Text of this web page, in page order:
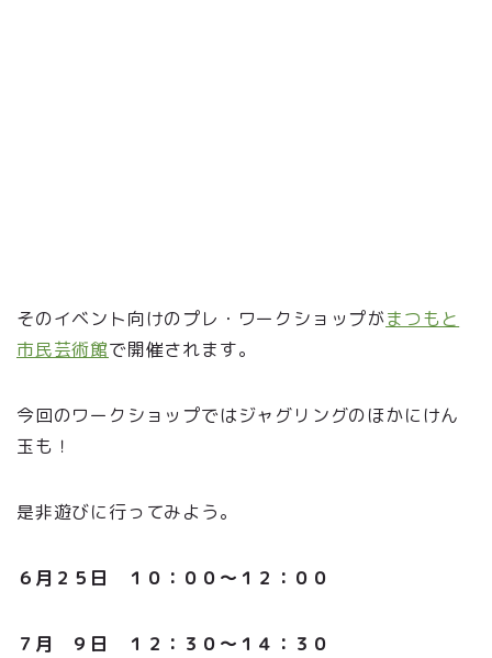
そのイベント向けのプレ・ワークショップがまつもと
市民芸術館で開催されます。
今回のワークショップではジャグリングのほかにけん
玉も！
是非遊びに行ってみよう。
６月２５日 １０：００～１２：００
７月 ９日 １２：３０～１４：３０